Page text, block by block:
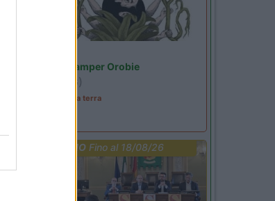
Area Sosta Camper Orobie
(BG)
A levar l'ombra da terra
PROMO Fino al 18/08/26